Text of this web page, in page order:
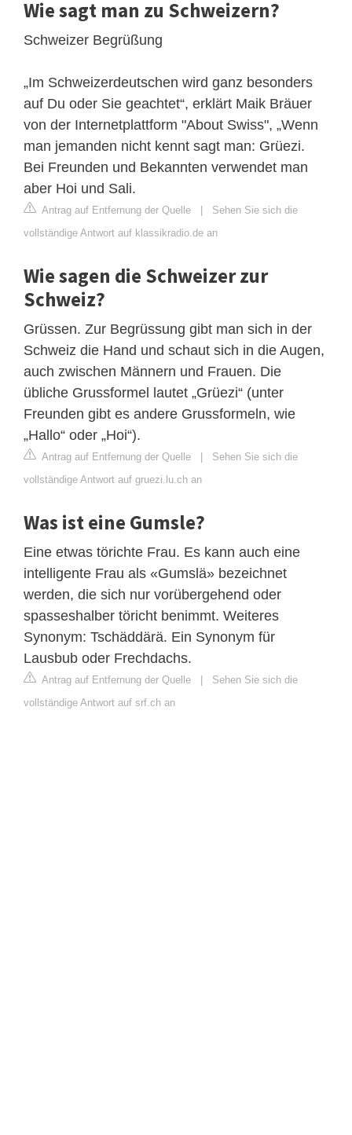
Wie sagt man zu Schweizern?
Schweizer Begrüßung
„Im Schweizerdeutschen wird ganz besonders
auf Du oder Sie geachtet“, erklärt Maik Bräuer
von der Internetplattform "About Swiss", „Wenn
man jemanden nicht kennt sagt man: Grüezi.
Bei Freunden und Bekannten verwendet man
aber Hoi und Sali.
Antrag auf Entfernung der Quelle | Sehen Sie sich die
vollständige Antwort auf klassikradio.de an
Wie sagen die Schweizer zur
Schweiz?
Grüssen. Zur Begrüssung gibt man sich in der
Schweiz die Hand und schaut sich in die Augen,
auch zwischen Männern und Frauen. Die
übliche Grussformel lautet „Grüezi“ (unter
Freunden gibt es andere Grussformeln, wie
„Hallo“ oder „Hoi“).
Antrag auf Entfernung der Quelle | Sehen Sie sich die
vollständige Antwort auf gruezi.lu.ch an
Was ist eine Gumsle?
Eine etwas törichte Frau. Es kann auch eine
intelligente Frau als «Gumslä» bezeichnet
werden, die sich nur vorübergehend oder
spasseshalber töricht benimmt. Weiteres
Synonym: Tschäddärä. Ein Synonym für
Lausbub oder Frechdachs.
Antrag auf Entfernung der Quelle | Sehen Sie sich die
vollständige Antwort auf srf.ch an